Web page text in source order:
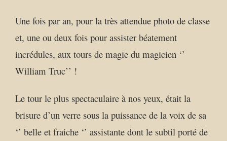
Une fois par an, pour la très attendue photo de classe
et, une ou deux fois pour assister béatement
incrédules, aux tours de magie du magicien ‘’
William Truc’’ !
Le tour le plus spectaculaire à nos yeux, était la
brisure d’un verre sous la puissance de la voix de sa
‘’ belle et fraiche ‘’ assistante dont le subtil porté de